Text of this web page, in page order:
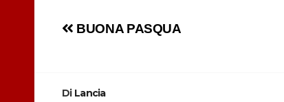
Navigazione
BUONA PASQUA
Di Lancia